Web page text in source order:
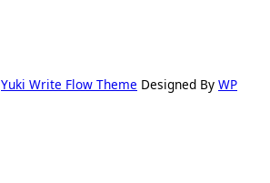
Yuki Write Flow Theme Designed By WP